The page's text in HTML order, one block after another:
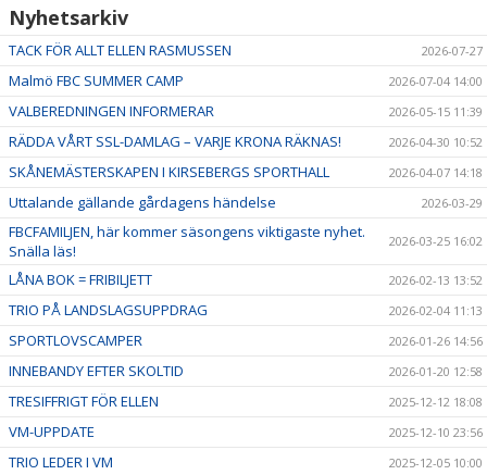
Nyhetsarkiv
TACK FÖR ALLT ELLEN RASMUSSEN 2026-07-27
Malmö FBC SUMMER CAMP 2026-07-04 14:00
VALBEREDNINGEN INFORMERAR 2026-05-15 11:39
RÄDDA VÅRT SSL-DAMLAG – VARJE KRONA RÄKNAS! 2026-04-30 10:52
SKÅNEMÄSTERSKAPEN I KIRSEBERGS SPORTHALL 2026-04-07 14:18
Uttalande gällande gårdagens händelse 2026-03-29
FBCFAMILJEN, här kommer säsongens viktigaste nyhet.
Snälla läs!
2026-03-25 16:02
LÅNA BOK = FRIBILJETT 2026-02-13 13:52
TRIO PÅ LANDSLAGSUPPDRAG 2026-02-04 11:13
SPORTLOVSCAMPER 2026-01-26 14:56
INNEBANDY EFTER SKOLTID 2026-01-20 12:58
TRESIFFRIGT FÖR ELLEN 2025-12-12 18:08
VM-UPPDATE 2025-12-10 23:56
TRIO LEDER I VM 2025-12-05 10:00